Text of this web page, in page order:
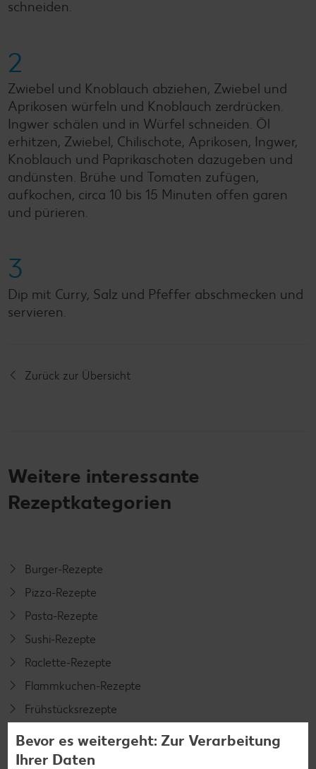
schneiden.
2
Zwiebel und Knoblauch abziehen, Zwiebel und
Aprikosen würfeln und Knoblauch zerdrücken.
Ingwer schälen und in Würfel schneiden. Öl
erhitzen, Zwiebel, Chilischote, Aprikosen, Ingwer,
Knoblauch und Paprikaschoten dazugeben und
andünsten. Brühe und Tomaten zufügen,
aufkochen, circa 10 bis 15 Minuten offen garen
und pürieren.
3
Dip mit Curry, Salz und Pfeffer abschmecken und
servieren.
Zurück zur Übersicht
Weitere interessante
Rezeptkategorien
Burger-Rezepte
Pizza-Rezepte
Pasta-Rezepte
Sushi-Rezepte
Raclette-Rezepte
Flammkuchen-Rezepte
Frühstücksrezepte
Salat-Rezepte
Bevor es weitergeht: Zur Verarbeitung
Ihrer Daten